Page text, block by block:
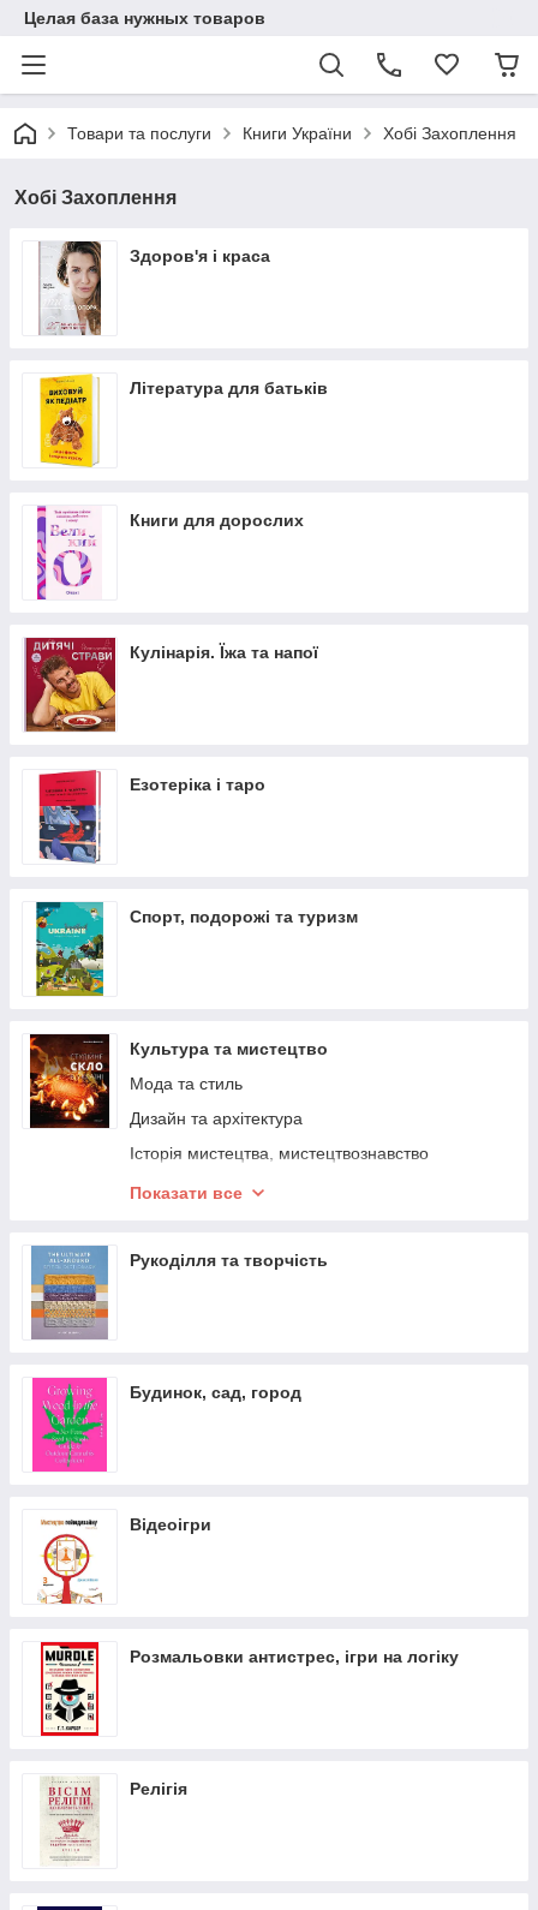
Целая база нужных товаров
Товари та послуги Книги України Хобі Захоплення
Хобі Захоплення
Здоров'я і краса
Література для батьків
Книги для дорослих
Кулінарія. Їжа та напої
Езотеріка і таро
Спорт, подорожі та туризм
Культура та мистецтво
Мода та стиль
Дизайн та архітектура
Історія мистецтва, мистецтвознавство
Кіно і театр
Ювелірні вироби
Татуювання
Показати все
Рукоділля та творчість
Будинок, сад, город
Відеоігри
Розмальовки антистрес, ігри на логіку
Релігія